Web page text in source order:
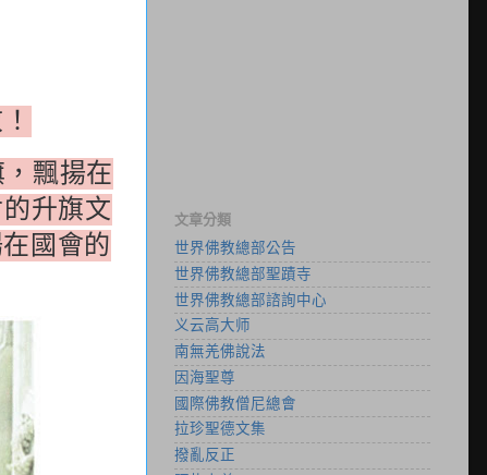
飄揚在
升旗文
國會的
文章分類
世界佛教總部公告
世界佛教總部聖蹟寺
世界佛教總部諮詢中心
义云高大师
南無羌佛說法
因海聖尊
國際佛教僧尼總會
拉珍聖德文集
撥亂反正